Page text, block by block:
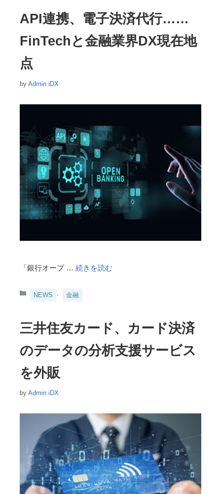
ー
API連携、電子決済代行……
FinTechと金融業界DX現在地
点
by Admin iDX
「銀行オープ … 続きを読む
カ
リ
ー
NEWS 金融
三井住友カード、カード決済
のデータの分析支援サービス
を外販
by Admin iDX